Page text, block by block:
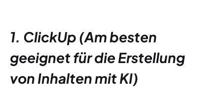
1. ClickUp (Am besten
geeignet für die Erstellung
von Inhalten mit KI)